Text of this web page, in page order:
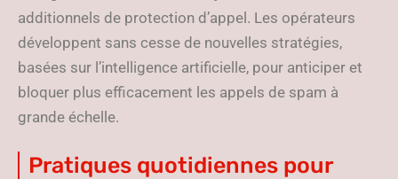
additionnels de protection d’appel. Les opérateurs
développent sans cesse de nouvelles stratégies,
basées sur l’intelligence artificielle, pour anticiper et
bloquer plus efficacement les appels de spam à
grande échelle.
Pratiques quotidiennes pour